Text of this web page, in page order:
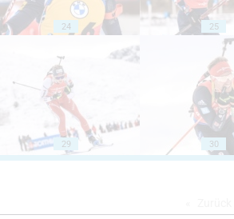
24 25
29 30